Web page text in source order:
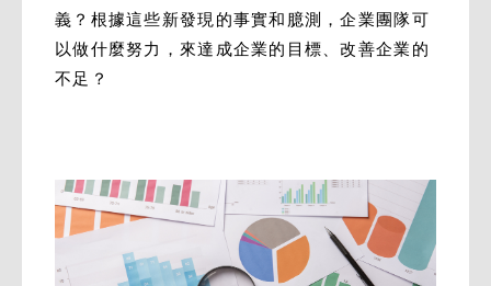
義？根據這些新發現的事實和臆測，企業團隊可
以做什麼努力，來達成企業的目標、改善企業的
不足？